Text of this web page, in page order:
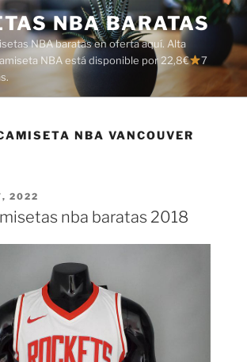
NBA BARATAS
NBA baratas en oferta aquí. Alta
NBA está disponible por 22,8€
7
NBA VANCOUVER
2022
nba baratas 2018